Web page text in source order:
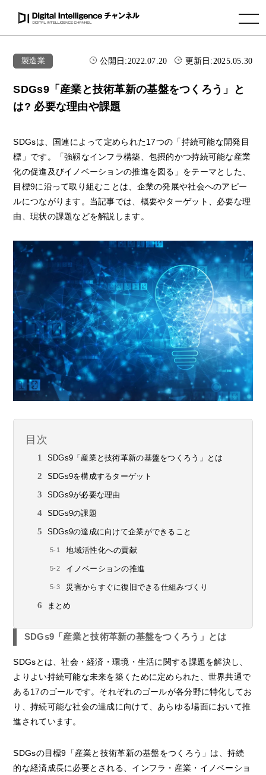
toggle navigation
製造業 公開日:2022.07.20 更新日:2025.05.30
SDGs9「産業と技術革新の基盤をつくろう」と
は? 必要な理由や課題
SDGsは、国連によって定められた17つの「持続可能な開発目
標」です。「強靱なインフラ構築、包摂的かつ持続可能な産業
化の促進及びイノベーションの推進を図る」をテーマとした、
目標9に沿って取り組むことは、企業の発展や社会へのアピー
ルにつながります。当記事では、概要やターゲット、必要な理
由、現状の課題などを解説します。
目次
SDGs9「産業と技術革新の基盤をつくろう」とは
SDGs9を構成するターゲット
SDGs9が必要な理由
SDGs9の課題
SDGs9の達成に向けて企業ができること
地域活性化への貢献
イノベーションの推進
災害からすぐに復旧できる仕組みづくり
まとめ
SDGs9「産業と技術革新の基盤をつくろう」とは
SDGsとは、社会・経済・環境・生活に関する課題を解決し、
よりよい持続可能な未来を築くために定められた、世界共通で
ある17のゴールです。それぞれのゴールが各分野に特化してお
り、持続可能な社会の達成に向けて、あらゆる場面において推
進されています。
SDGsの目標9「産業と技術革新の基盤をつくろう」は、持続
的な経済成長に必要とされる、インフラ・産業・イノベーショ